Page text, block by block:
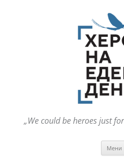
„We could be heroes just
Мени